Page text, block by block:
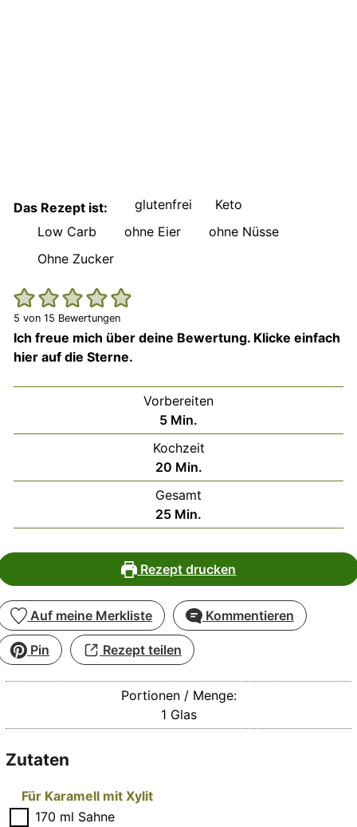
Das Rezept ist: glutenfrei
Keto
Low Carb
ohne Eier
ohne Nüsse
Ohne Zucker
5 von15 Bewertungen
Ich freue mich über deine Bewertung. Klicke einfach
hier auf die Sterne.
Vorbereiten
5Minuten
Min.
Kochzeit
20Minuten
Min.
Gesamt
25Minuten
Min.
Rezept drucken
Auf meine Merkliste Kommentieren
Pin Rezept teilen
Portionen / Menge:
1 Glas
Zutaten
Für Karamell mit Xylit
▢
170 ml Sahne